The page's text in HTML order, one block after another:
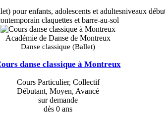
pour enfants, adolescents et adultesniveaux
claquettes et barre-au-sol
Académie de Danse de Montreux
Danse classique (Ballet)
danse classique à Montreux
Cours Particulier, Collectif
Débutant, Moyen, Avancé
sur demande
dès 0 ans